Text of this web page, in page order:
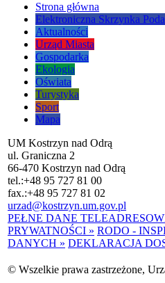
Strona główna
Elektroniczna Skrzynka
Aktualności
Urząd Miasta
Gospodarka
Ekologia
Oświata
Turystyka
Sport
Mapa
UM Kostrzyn nad Odrą
ul. Graniczna 2
66-470 Kostrzyn nad Odrą
tel.:+48 95 727 81 00
fax.:+48 95 727 81 02
urzad@kostrzyn.um.gov.pl
PEŁNE DANE
PRYWATNOŚCI » RODO -
DANYCH » DEKLARACJA
© Wszelkie prawa zastrzeżone,